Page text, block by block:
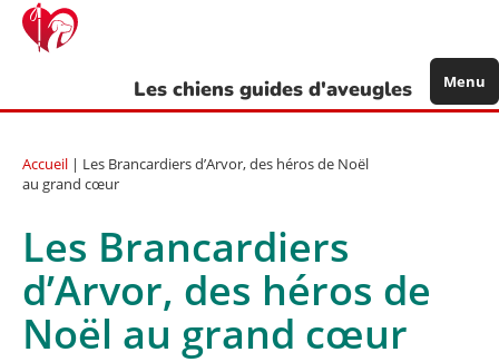
Aller
contenu
Les chiens guides d'aveugles Menu
Accueil | Les Brancardiers d’Arvor, des héros de Noël
au grand cœur
Les Brancardiers
d’Arvor, des héros de
Noël au grand cœur